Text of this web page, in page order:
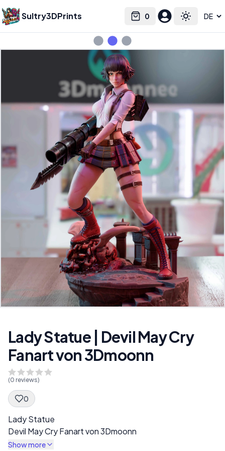
Sultry3DPrints 0
Cart Toggle
Select language
Lady Statue | Devil May Cry
Fanart von 3Dmoonn
(0 reviews)
0
Spec Description
Lady Statue
Devil May Cry Fanart von 3Dmoonn
Show more